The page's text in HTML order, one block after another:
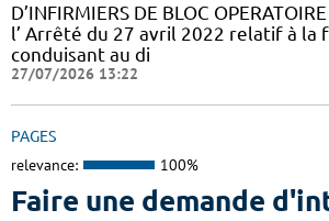
D’INFIRMIERS DE BLOC
l’ Arrêté du 27 avril 2022 relatif à la
conduisant au di
27/07/2026 13:22
PAGES
relevance: 100%
Faire une demande